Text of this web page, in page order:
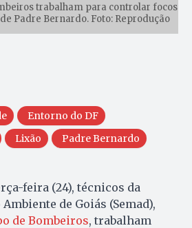
trabalham para controlar focos
Padre Bernardo. Foto: Reprodução
Entorno do DF
Lixão Padre Bernardo
feira (24), técnicos da
de Goiás (Semad),
de Bombeiros, trabalham